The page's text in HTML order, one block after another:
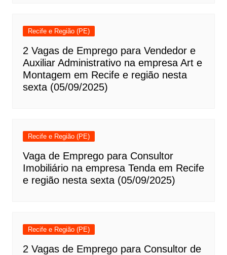
Recife e Região (PE)
2 Vagas de Emprego para Vendedor e
Auxiliar Administrativo na empresa Art e
Montagem em Recife e região nesta
sexta (05/09/2025)
Recife e Região (PE)
Vaga de Emprego para Consultor
Imobiliário na empresa Tenda em Recife
e região nesta sexta (05/09/2025)
Recife e Região (PE)
2 Vagas de Emprego para Consultor de